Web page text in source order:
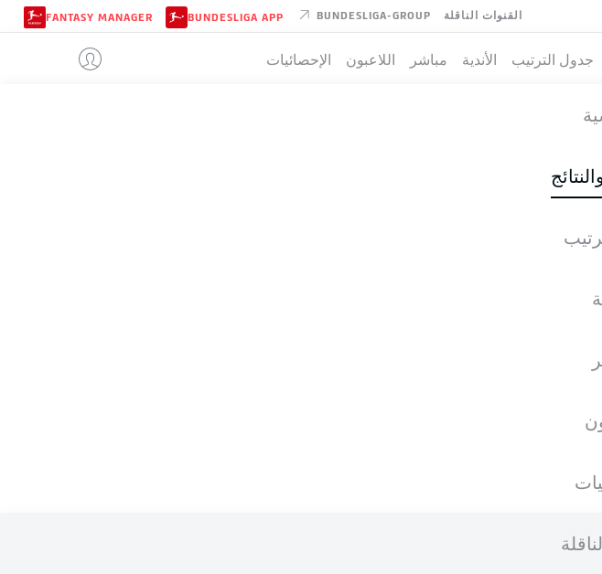
القنوات الناقلة BUNDESLIGA-GROUP
BUNDESLIGA APP
FANTASY MANAGER
جدول الترتيب الأندية مباشر اللاعبون الإحصائيات
بعد.